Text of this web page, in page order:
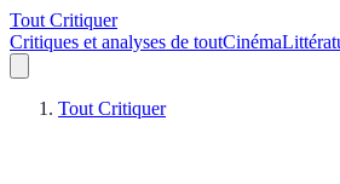
Tout Critiquer
Critiques et analyses de toutCinéma
Tout Critiquer